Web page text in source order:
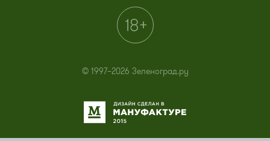
© 1997–2026 Зеленоград.ру